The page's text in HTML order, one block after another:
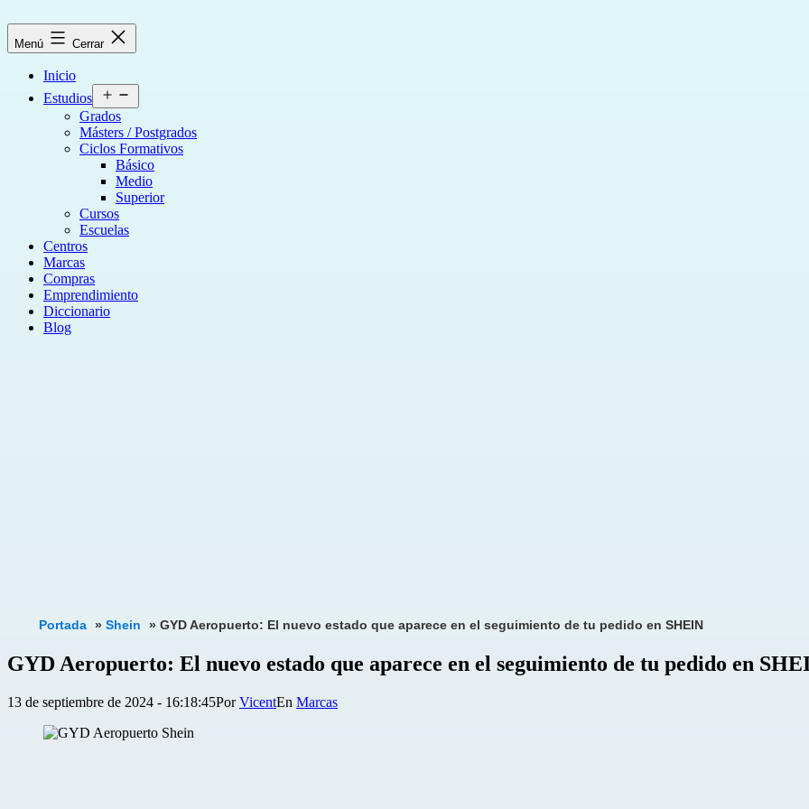
al
contenido
Menú Cerrar
Inicio
Estudios
el
Grados
Másters / Postgrados
Ciclos Formativos
Básico
Medio
Superior
Cursos
Escuelas
Centros
Marcas
Compras
Emprendimiento
Diccionario
Blog
Portada » Shein » GYD Aeropuerto: El nuevo estado que aparece en el seguimiento de tu pedido en SHEIN
GYD Aeropuerto: El nuevo estado que aparece en el seguimiento de tu pedido en
Publicada
13 de septiembre de 2024 - 16:18:45PorVicent
Categorizado
Marcas